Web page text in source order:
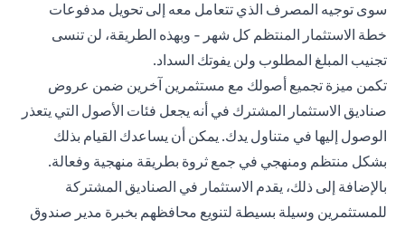
سوى توجيه المصرف الذي تتعامل معه إلى تحويل مدفوعات
خطة الاستثمار المنتظم كل شهر - وبهذه الطريقة، لن تنسى
تجنيب المبلغ المطلوب ولن يفوتك السداد.
تكمن ميزة تجميع أصولك مع مستثمرين آخرين ضمن عروض
صناديق الاستثمار المشترك في أنه يجعل فئات الأصول التي يتعذر
الوصول إليها في متناول يدك. يمكن أن يساعدك القيام بذلك
بشكل منتظم ومنهجي في جمع ثروة بطريقة منهجية وفعالة.
بالإضافة إلى ذلك، يقدم الاستثمار في الصناديق المشتركة
للمستثمرين وسيلة بسيطة لتنويع محافظهم بخبرة مدير صندوق